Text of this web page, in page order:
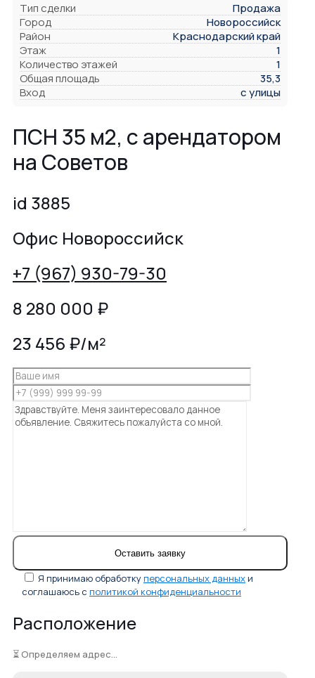
Тип сделки
Продажа
Город
Новороссийск
Район
Краснодарский край
Этаж
1
Количество этажей
1
Общая площадь
35,3
Вход
с улицы
ПСН 35 м2, с арендатором
на Советов
id 3885
Офис Новороссийск
+7 (967) 930-79-30
8 280 000 ₽
23 456 ₽/м²
Я принимаю обработкуперсональных данных и
соглашаюсь с политикой конфиденциальности
Расположение
⏳ Определяем адрес...